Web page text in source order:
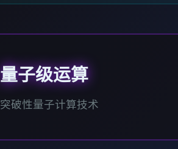
量子级运算
突破性量子计算技术